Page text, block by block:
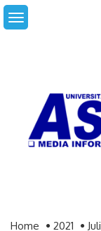
Skip
to
Home 2021
Juli